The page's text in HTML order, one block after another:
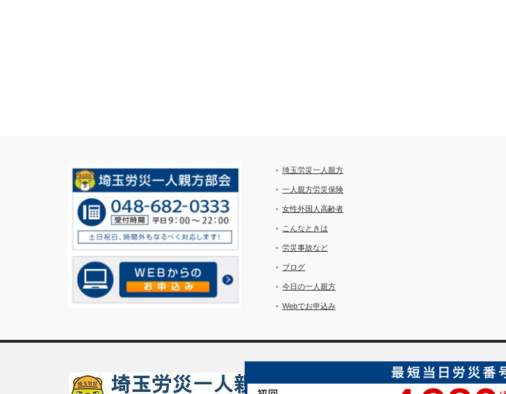
埼玉労災一人親方
一人親方労災保険
女性外国人高齢者
こんなときは
労災事故など
ブログ
今日の一人親方
Webでお申込み